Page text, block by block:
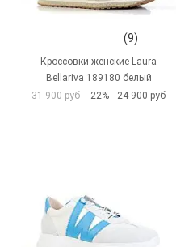
(9)
Кроссовки женские Laura
Bellariva 189180 белый
31 900 руб
-22% 24 900 руб